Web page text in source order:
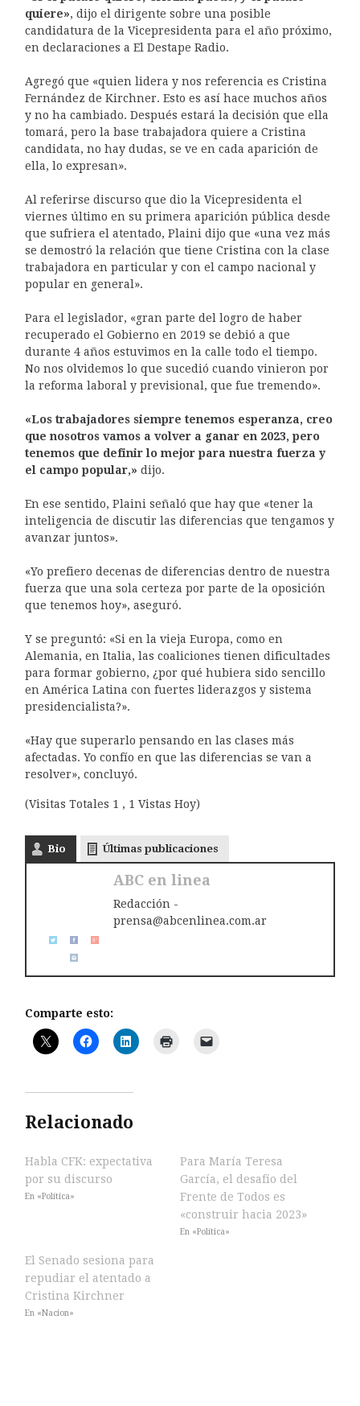
quiere», dijo el dirigente sobre una posible
candidatura de la Vicepresidenta para el año próximo,
en declaraciones a El Destape Radio.
Agregó que «quien lidera y nos referencia es Cristina
Fernández de Kirchner. Esto es así hace muchos años
y no ha cambiado. Después estará la decisión que ella
tomará, pero la base trabajadora quiere a Cristina
candidata, no hay dudas, se ve en cada aparición de
ella, lo expresan».
Al referirse discurso que dio la Vicepresidenta el
viernes último en su primera aparición pública desde
que sufriera el atentado, Plaini dijo que «una vez más
se demostró la relación que tiene Cristina con la clase
trabajadora en particular y con el campo nacional y
popular en general».
Para el legislador, «gran parte del logro de haber
recuperado el Gobierno en 2019 se debió a que
durante 4 años estuvimos en la calle todo el tiempo.
No nos olvidemos lo que sucedió cuando vinieron por
la reforma laboral y previsional, que fue tremendo».
«Los trabajadores siempre tenemos esperanza, creo
que nosotros vamos a volver a ganar en 2023, pero
tenemos que definir lo mejor para nuestra fuerza y
el campo popular,» dijo.
En ese sentido, Plaini señaló que hay que «tener la
inteligencia de discutir las diferencias que tengamos y
avanzar juntos».
«Yo prefiero decenas de diferencias dentro de nuestra
fuerza que una sola certeza por parte de la oposición
que tenemos hoy», aseguró.
Y se preguntó: «Si en la vieja Europa, como en
Alemania, en Italia, las coaliciones tienen dificultades
para formar gobierno, ¿por qué hubiera sido sencillo
en América Latina con fuertes liderazgos y sistema
presidencialista?».
«Hay que superarlo pensando en las clases más
afectadas. Yo confío en que las diferencias se van a
resolver», concluyó.
(Visitas Totales 1 , 1 Vistas Hoy)
Bio Últimas publicaciones
ABC en linea
Redacción -
prensa@abcenlinea.com.ar
Comparte esto:
Relacionado
Habla CFK: expectativa
por su discurso
En «Política»
Para María Teresa
García, el desafío del
Frente de Todos es
«construir hacia 2023»
En «Política»
El Senado sesiona para
repudiar el atentado a
Cristina Kirchner
En «Nacion»